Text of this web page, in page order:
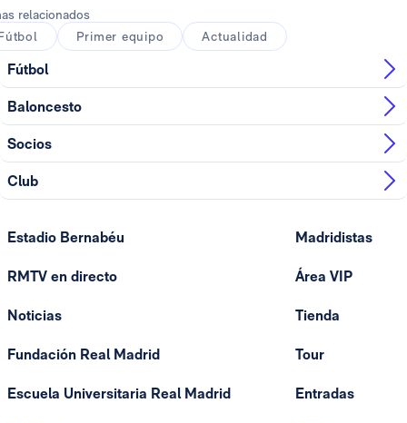
relacionados
Primer equipo Actualidad
Fútbol
Baloncesto
Socios
Club
Estadio Bernabéu
RMTV en directo
Noticias
Fundación Real Madrid
Escuela Universitaria Real Madrid
Madridistas
Área VIP
Tienda
Tour
Entradas